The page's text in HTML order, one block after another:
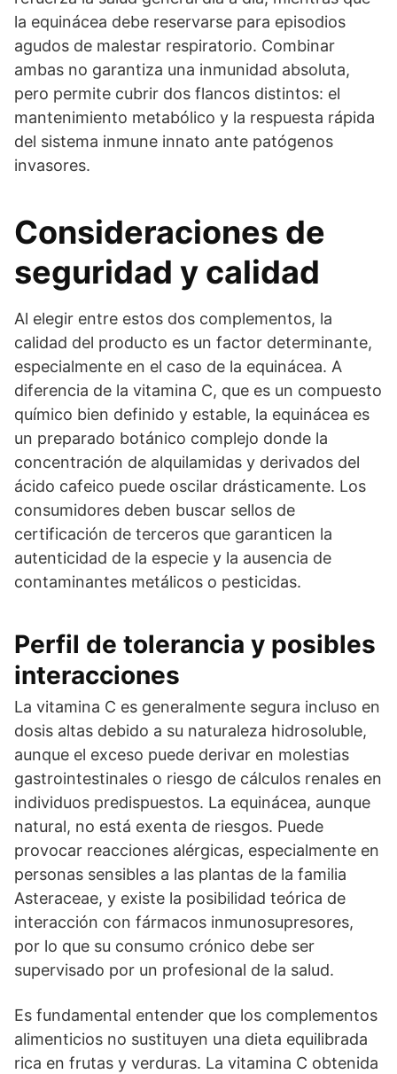
la equinácea debe reservarse para episodios
agudos de malestar respiratorio. Combinar
ambas no garantiza una inmunidad absoluta,
pero permite cubrir dos flancos distintos: el
mantenimiento metabólico y la respuesta rápida
del sistema inmune innato ante patógenos
invasores.
Consideraciones de
seguridad y calidad
Al elegir entre estos dos complementos, la
calidad del producto es un factor determinante,
especialmente en el caso de la equinácea. A
diferencia de la vitamina C, que es un compuesto
químico bien definido y estable, la equinácea es
un preparado botánico complejo donde la
concentración de alquilamidas y derivados del
ácido cafeico puede oscilar drásticamente. Los
consumidores deben buscar sellos de
certificación de terceros que garanticen la
autenticidad de la especie y la ausencia de
contaminantes metálicos o pesticidas.
Perfil de tolerancia y posibles
interacciones
La vitamina C es generalmente segura incluso en
dosis altas debido a su naturaleza hidrosoluble,
aunque el exceso puede derivar en molestias
gastrointestinales o riesgo de cálculos renales en
individuos predispuestos. La equinácea, aunque
natural, no está exenta de riesgos. Puede
provocar reacciones alérgicas, especialmente en
personas sensibles a las plantas de la familia
Asteraceae, y existe la posibilidad teórica de
interacción con fármacos inmunosupresores,
por lo que su consumo crónico debe ser
supervisado por un profesional de la salud.
Es fundamental entender que los complementos
alimenticios no sustituyen una dieta equilibrada
rica en frutas y verduras. La vitamina C obtenida